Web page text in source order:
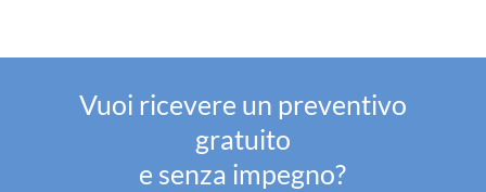
Vuoi ricevere un preventivo
gratuito
e senza impegno?